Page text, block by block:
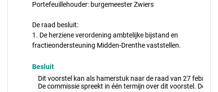
Portefeuillehouder: burgemeester Zwiers
De raad besluit:
1. De herziene verordening ambtelijke bijstand en
fractieondersteuning Midden-Drenthe vaststellen.
Besluit
Dit voorstel kan als hamerstuk naar de raad van 27 februari.
De commissie spreekt in één termijn over dit voorstel. De